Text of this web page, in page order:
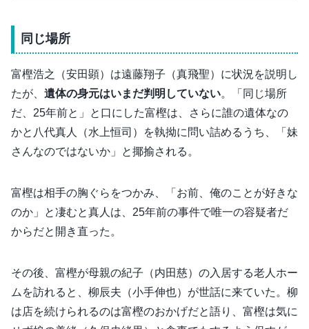
同じ場所
富樫浩之（安田顕）は遠藤翔子（真飛聖）に状況を説明し
たが、 遺体の身元はいまだ判明していない。「同じ場所
だ、25年前と」と口にした富樫は、さらに誰の遺体なの
かと八代真人（水上恒司）を執拗に問い詰めるうち、「妹
さんなのではないか」と揶揄される。
富樫は相手の胸ぐらをつかみ、「お前、俺のことが好きな
のか」と凄むと真人は、25年前の事件で唯一の容疑者だ
からだと開き直った。
その後、富樫が母親の紀子（内田慈）の入居する老人ホー
ムを訪れると、柳辰夫（小手伸也）が世話に来ていた。柳
は店を続けられるのは富樫のおかげだと語り、富樫は気に